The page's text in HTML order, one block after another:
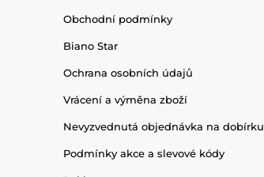
Obchodní podmínky
Biano Star
Ochrana osobních údajů
Vrácení a výměna zboží
Nevyzvednutá objednávka na dobírku
Podmínky akce a slevové kódy